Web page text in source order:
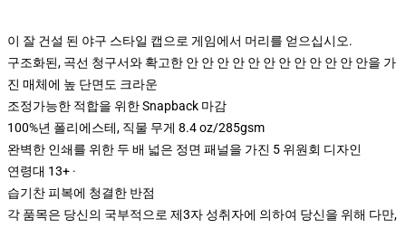
이 잘 건설 된 야구 스타일 캡으로 게임에서 머리를 얻으십시오.
구조화된, 곡선 청구서와 확고한 안 안 안 안 안 안 안 안 안 안 안 안을 가
진 매체에 높 단면도 크라운
조정가능한 적합을 위한 Snapback 마감
100%년 폴리에스테, 직물 무게 8.4 oz/285gsm
완벽한 인쇄를 위한 두 배 넓은 정면 패널을 가진 5 위원회 디자인
연령대 13+ ·
습기찬 피복에 청결한 반점
각 품목은 당신의 국부적으로 제3자 성취자에 의하여 당신을 위해 다만,